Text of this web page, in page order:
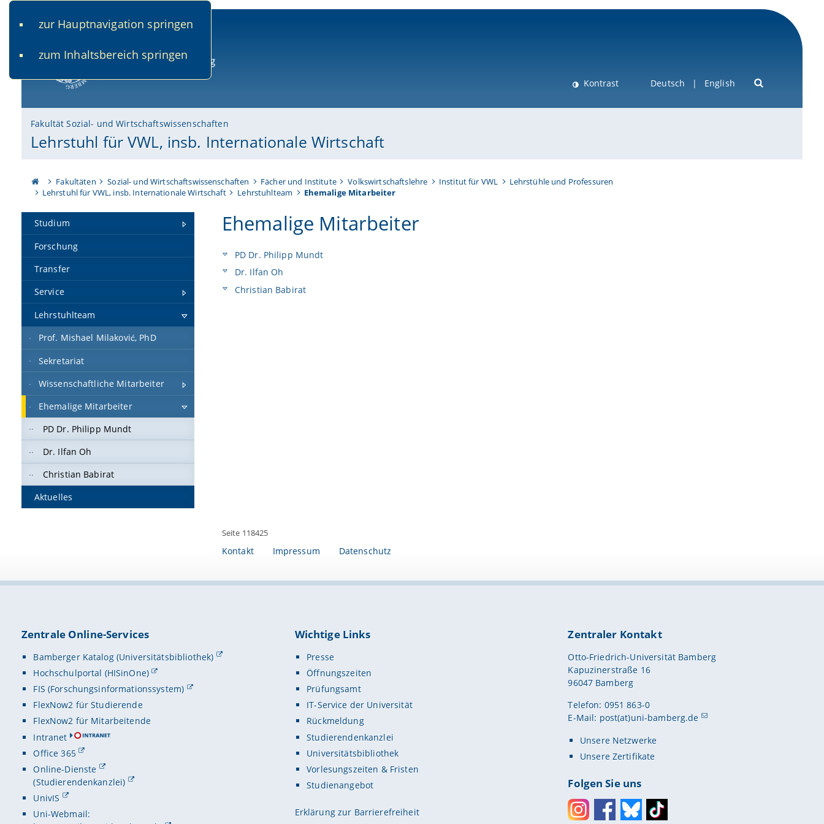
zur Hauptnavigation springen
zum Inhaltsbereich springen
Kontrast Deutsch English
Fakultät Sozial- und Wirtschaftswissenschaften
Lehrstuhl für VWL, insb. Internationale Wirtschaft
Fakultäten Sozial- und Wirtschaftswissenschaften Fächer und Institute Volkswirtschaftslehre Institut für VWL
Lehrstühle und Professuren
Lehrstuhl für VWL, insb. Internationale Wirtschaft
Lehrstuhlteam Ehemalige Mitarbeiter
Studium
Forschung
Transfer
Service
Lehrstuhlteam
Prof. Mishael Milaković, PhD
Sekretariat
Wissenschaftliche Mitarbeiter
Ehemalige Mitarbeiter
PD Dr. Philipp Mundt
Dr. Ilfan Oh
Christian Babirat
Aktuelles
Ehemalige Mitarbeiter
PD Dr. Philipp Mundt
Dr. Ilfan Oh
Christian Babirat
Seite 118425
Kontakt Impressum Datenschutz
Zentrale Online-Services
Bamberger Katalog (Universitätsbibliothek)
Hochschulportal (HISinOne)
FIS (Forschungsinformationssystem)
FlexNow2 für Studierende
FlexNow2 für Mitarbeitende
Intranet
Office 365
Online-Dienste
(Studierendenkanzlei)
UnivIS
Uni-Webmail:
Wichtige Links
Presse
Öffnungszeiten
Prüfungsamt
IT-Service der Universität
Rückmeldung
Studierendenkanzlei
Universitätsbibliothek
Vorlesungszeiten & Fristen
Studienangebot
Erklärung zur Barrierefreiheit
Zentraler Kontakt
Otto-Friedrich-Universität Bamberg
Kapuzinerstraße 16
96047 Bamberg
Telefon: 0951 863-0
E-Mail: post(at)uni-bamberg.de
Unsere Netzwerke
Unsere Zertifikate
Folgen Sie uns